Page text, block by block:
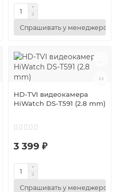
Спрашивать у менеджеров
HD-TVI видеокамера
HiWatch DS-T591 (2.8 mm)
3 399 ₽
Спрашивать у менеджеров